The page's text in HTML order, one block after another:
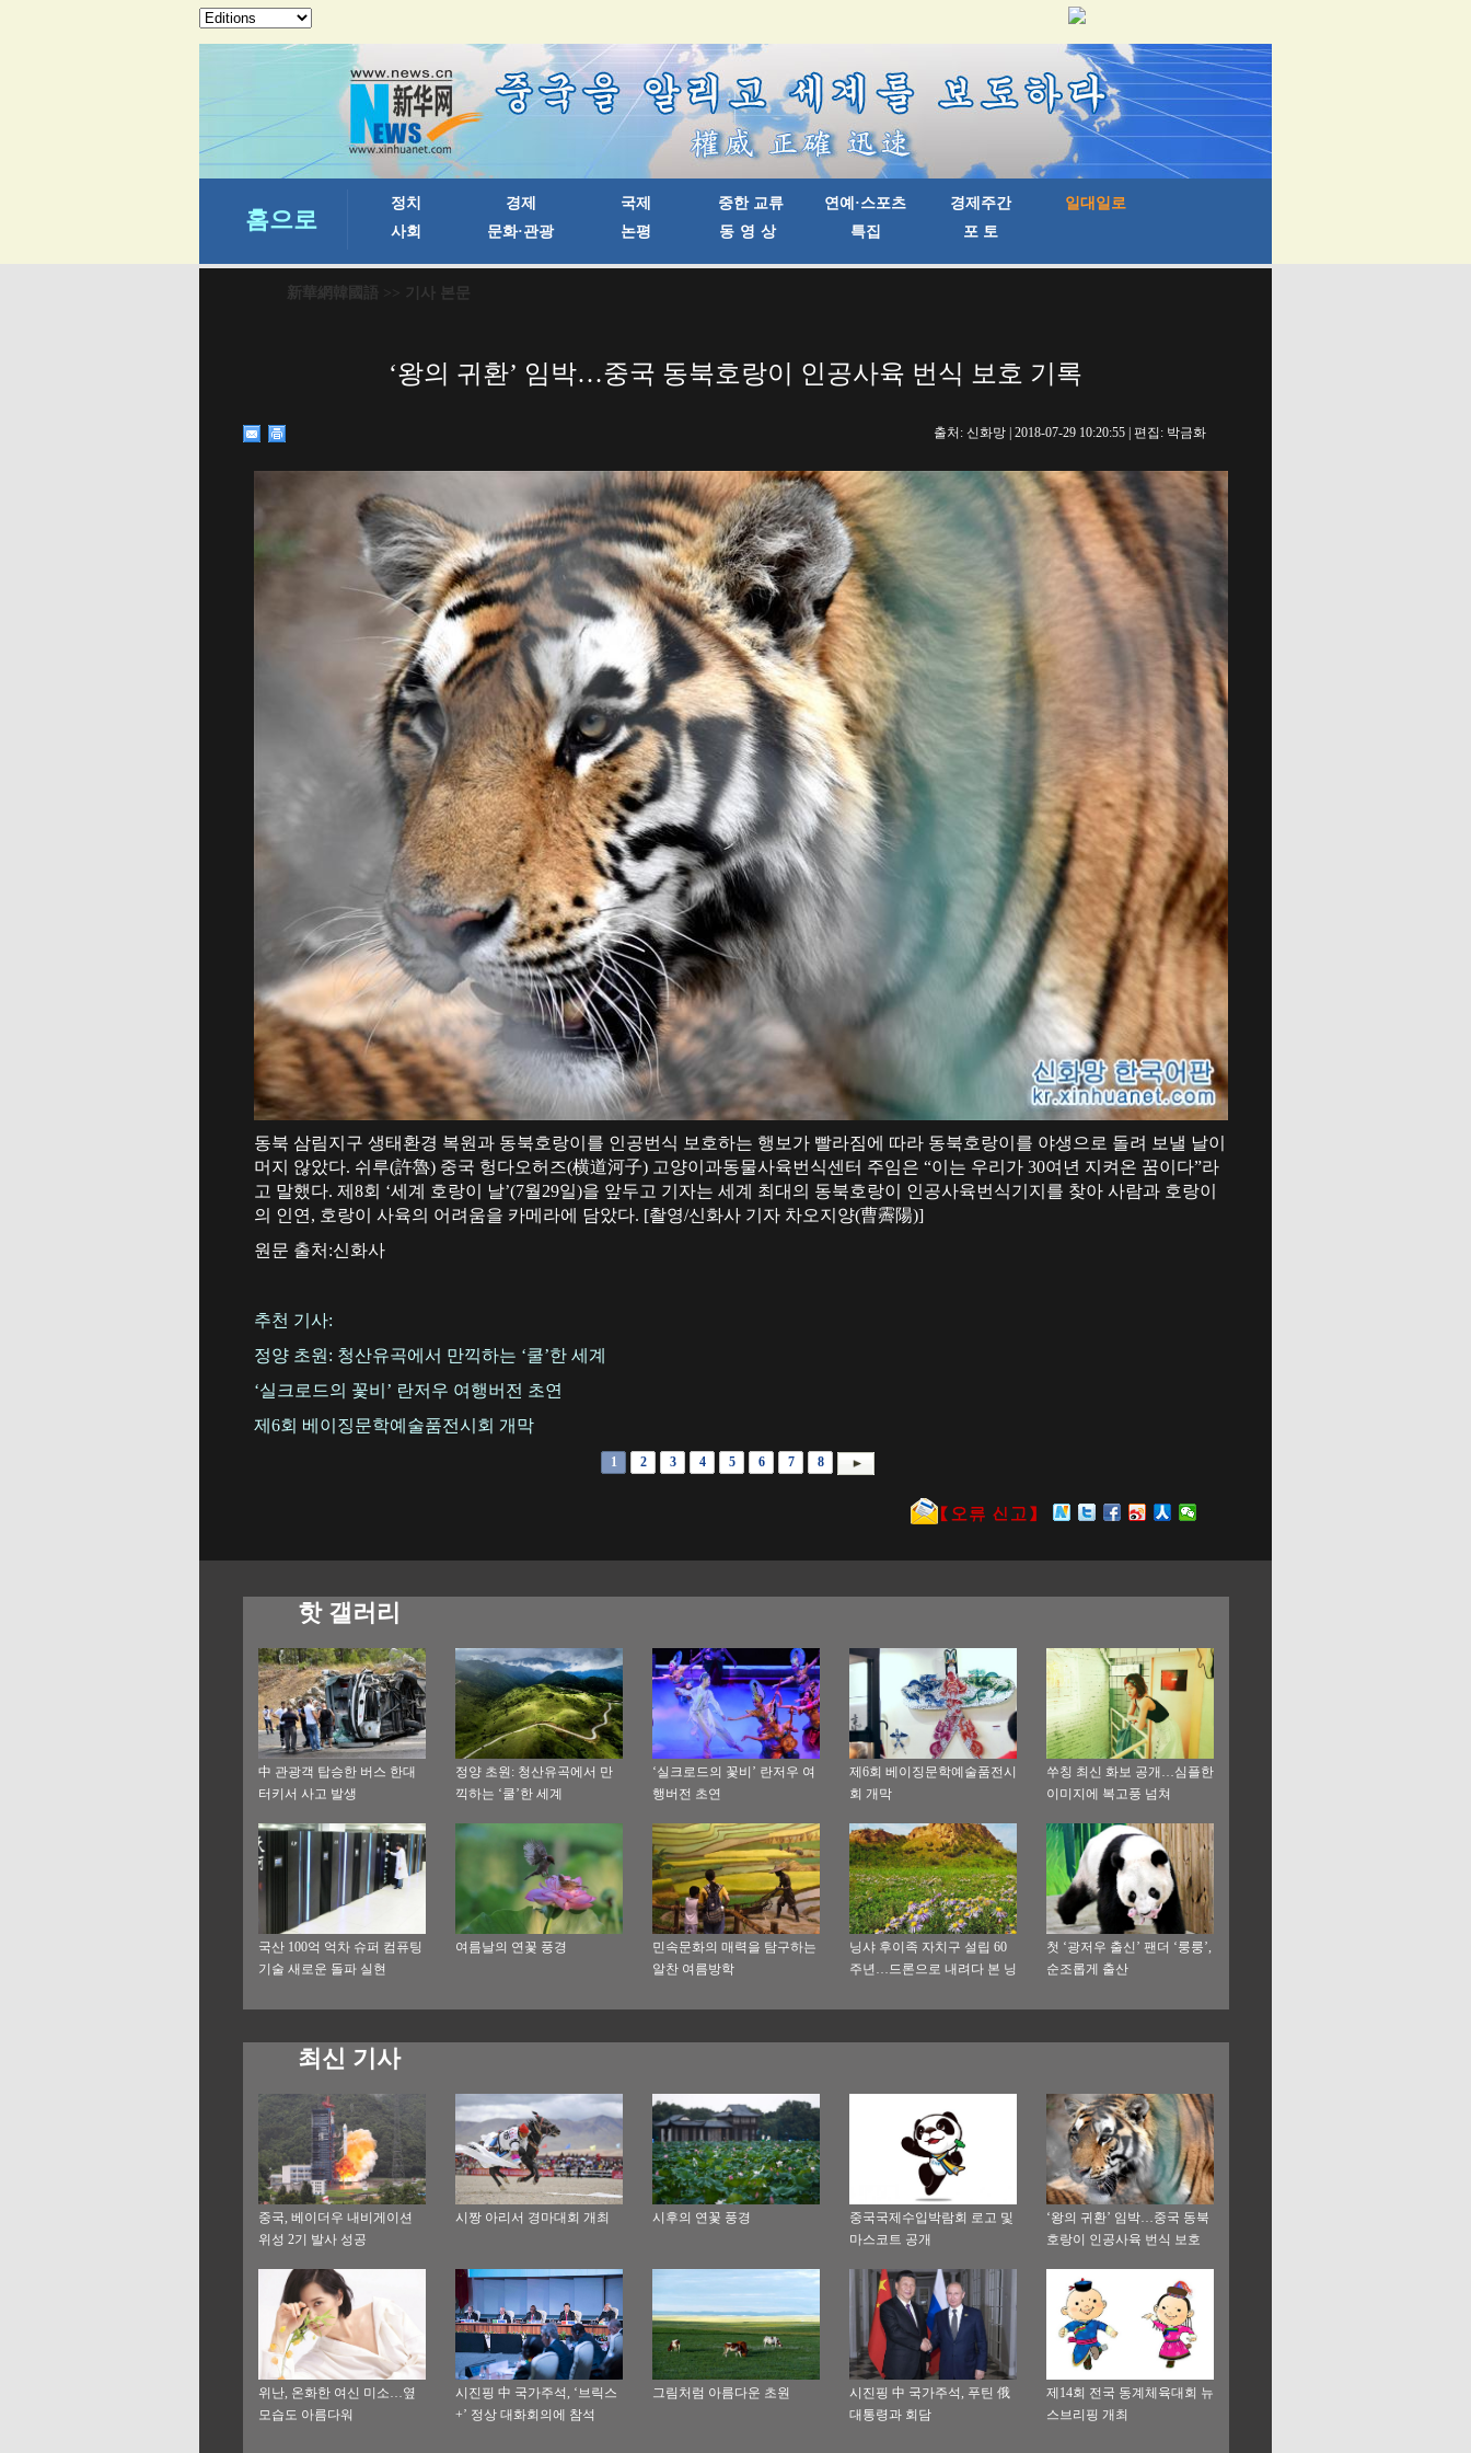
新華網韓國語 >> 기사 본문
‘왕의 귀환’ 임박…중국 동북호랑이 인공사육 번식 보호 기록
출처: 신화망 | 2018-07-29 10:20:55 | 편집: 박금화
동북 삼림지구 생태환경 복원과 동북호랑이를 인공번식 보호하는 행보가 빨라짐에 따라 동북호랑이를 야생으로 돌려 보낼 날이
머지 않았다. 쉬루(許魯) 중국 헝다오허즈(横道河子) 고양이과동물사육번식센터 주임은 “이는 우리가 30여년 지켜온 꿈이다”라
고 말했다. 제8회 ‘세계 호랑이 날’(7월29일)을 앞두고 기자는 세계 최대의 동북호랑이 인공사육번식기지를 찾아 사람과 호랑이
의 인연, 호랑이 사육의 어려움을 카메라에 담았다. [촬영/신화사 기자 차오지양(曹霽陽)]
원문 출처:신화사
추천 기사:
정양 초원: 청산유곡에서 만끽하는 ‘쿨’한 세계
‘실크로드의 꽃비’ 란저우 여행버전 초연
제6회 베이징문학예술품전시회 개막
1 2 3 4 5 6 7 8
핫 갤러리
中 관광객 탑승한 버스 한대
터키서 사고 발생
정양 초원: 청산유곡에서 만
끽하는 ‘쿨’한 세계
‘실크로드의 꽃비’ 란저우 여
행버전 초연
제6회 베이징문학예술품전시
회 개막
쑤칭 최신 화보 공개…심플한
이미지에 복고풍 넘쳐
국산 100억 억차 슈퍼 컴퓨팅
기술 새로운 돌파 실현
여름날의 연꽃 풍경
민속문화의 매력을 탐구하는
알찬 여름방학
닝샤 후이족 자치구 설립 60
주년…드론으로 내려다 본 닝
첫 ‘광저우 출신’ 팬더 ‘룽룽’,
순조롭게 출산
최신 기사
중국, 베이더우 내비게이션
위성 2기 발사 성공
시짱 아리서 경마대회 개최 시후의 연꽃 풍경
중국국제수입박람회 로고 및
마스코트 공개
‘왕의 귀환’ 임박…중국 동북
호랑이 인공사육 번식 보호
위난, 온화한 여신 미소…옆
모습도 아름다워
시진핑 中 국가주석, ‘브릭스
+’ 정상 대화회의에 참석
그림처럼 아름다운 초원
시진핑 中 국가주석, 푸틴 俄
대통령과 회담
제14회 전국 동계체육대회 뉴
스브리핑 개최